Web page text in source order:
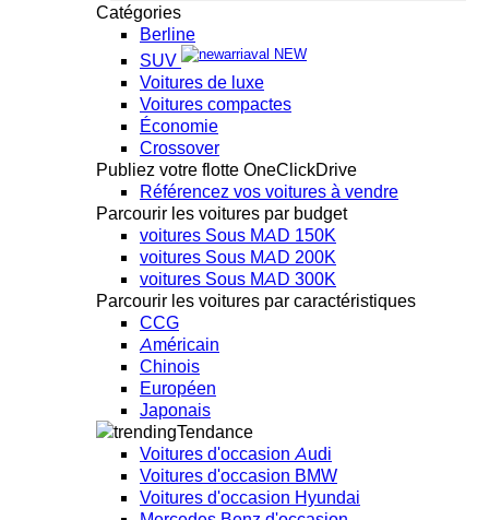
Catégories
Berline
SUV
NEW
Voitures de luxe
Voitures compactes
Économie
Crossover
Publiez votre flotte OneClickDrive
Référencez vos voitures à vendre
Parcourir les voitures par budget
voitures Sous MAD 150K
voitures Sous MAD 200K
voitures Sous MAD 300K
Parcourir les voitures par caractéristiques
CCG
Américain
Chinois
Européen
Japonais
Tendance
Voitures d'occasion Audi
Voitures d'occasion BMW
Voitures d'occasion Hyundai